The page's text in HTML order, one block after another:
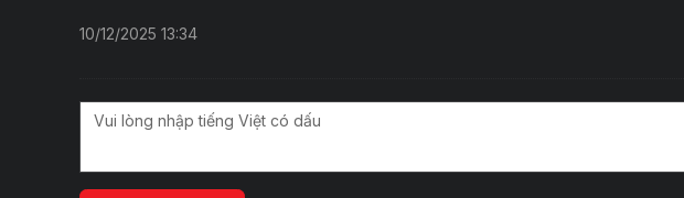
10/12/2025 13:34